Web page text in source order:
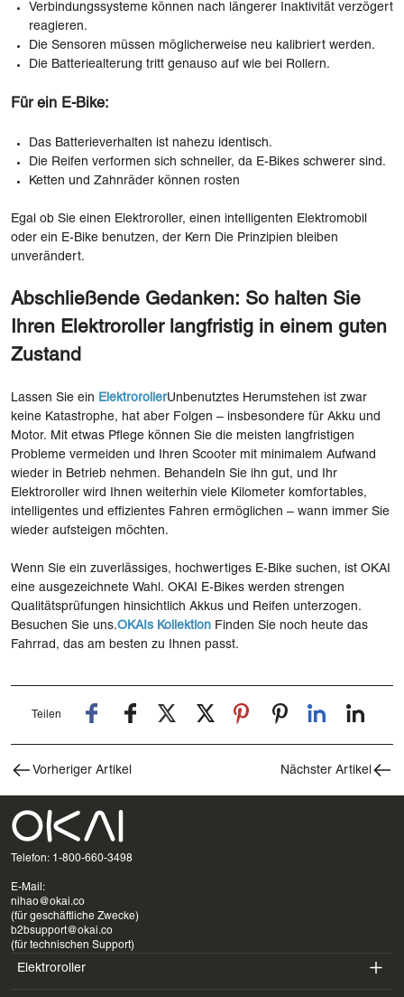
Verbindungssysteme können nach längerer Inaktivität verzögert
reagieren.
Die Sensoren müssen möglicherweise neu kalibriert werden.
Die Batteriealterung tritt genauso auf wie bei Rollern.
Für ein E-Bike:
Das Batterieverhalten ist nahezu identisch.
Die Reifen verformen sich schneller, da E-Bikes schwerer sind.
Ketten und Zahnräder können rosten
Egal ob Sie einen Elektroroller, einen intelligenten Elektromobil
oder ein E-Bike benutzen, der Kern Die Prinzipien bleiben
unverändert.
Abschließende Gedanken: So halten Sie
Ihren Elektroroller langfristig in einem guten
Zustand
Lassen Sie ein ElektrorollerUnbenutztes Herumstehen ist zwar
keine Katastrophe, hat aber Folgen – insbesondere für Akku und
Motor. Mit etwas Pflege können Sie die meisten langfristigen
Probleme vermeiden und Ihren Scooter mit minimalem Aufwand
wieder in Betrieb nehmen. Behandeln Sie ihn gut, und Ihr
Elektroroller wird Ihnen weiterhin viele Kilometer komfortables,
intelligentes und effizientes Fahren ermöglichen – wann immer Sie
wieder aufsteigen möchten.
Wenn Sie ein zuverlässiges, hochwertiges E-Bike suchen, ist OKAI
eine ausgezeichnete Wahl. OKAI E-Bikes werden strengen
Qualitätsprüfungen hinsichtlich Akkus und Reifen unterzogen.
Besuchen Sie uns.OKAIs Kollektion Finden Sie noch heute das
Fahrrad, das am besten zu Ihnen passt.
Teilen
Vorheriger Artikel Nächster Artikel
Telefon: 1-800-660-3498
E-Mail:
nihao@okai.co
(für geschäftliche Zwecke)
b2bsupport@okai.co
(für technischen Support)
Elektroroller